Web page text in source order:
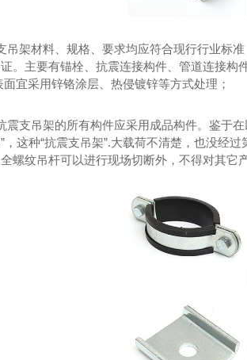
都桥架-梯式桥架
吊架材料、规格、要求均应符合现行行业标
。主要有锚栓、抗震连接构件、管道连接
面宜采用锌铬涂层、热侵镀锌等方式处理；
震支吊架的所有构件应采用成品构件。鉴于
，这种“抗震支吊架”.大载荷不清楚，也没经
螺纹吊杆可以进行现场切断外，不得对其它